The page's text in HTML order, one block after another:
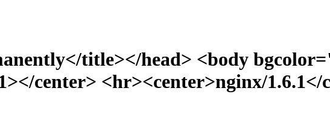
title></head> <body
center> <hr><center>nginx/